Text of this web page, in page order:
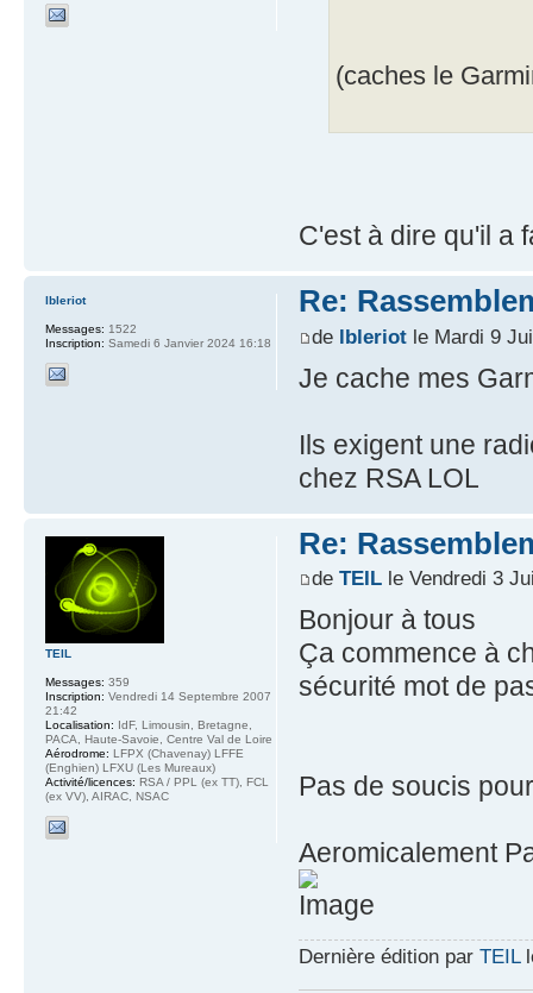
(caches le
C'est à dire qu'il a
Re:
de lbleriotle Mardi 9
Je cache mes
Ils exigent une
chez RSA LOL
lbleriot
Messages: 1522
Inscription: Samedi 6 Janvier 2024 16:18
Re:
de TEILle Vendredi 3
Bonjour à tous
Ça commence à
sécurité mot de
Pas de soucis
Aeromicalement
Dernière édition par TEIL
TEIL
Messages: 359
Inscription: Vendredi 14 Septembre 2007
21:42
Localisation: IdF, Limousin, Bretagne,
PACA, Haute-Savoie, Centre Val de Loire
Aérodrome: LFPX (Chavenay) LFFE
(Enghien) LFXU (Les Mureaux)
Activité/licences: RSA / PPL (ex TT), FCL
(ex VV), AIRAC, NSAC